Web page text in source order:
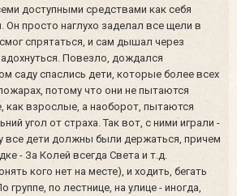
доступными средствами как себя
Он просто наглухо заделал все щели в
спрятаться, и сам дышал через
Повезло, дождался
саду спаслись дети, которые более всех
потому что они не пытаются
как взрослые, а наоборот, пытаются
угол от страха. Так вот, с ними играли -
все дети должны были держаться, причем
- За Колей всегда Света и т.д.
кого нет на месте), и ходить, бегать
по лестнице, на улице - иногда,